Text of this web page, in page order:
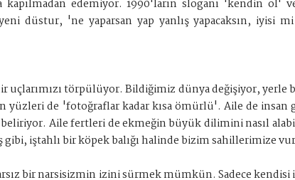
edemiyor. 1990'ların sloganı 'kendin
düstur, 'ne yaparsan yap yanlış yapacaksın, iyisi
törpülüyor. Bildiğimiz dünya değişiyor, yerle
de 'fotoğraflar kadar kısa ömürlü'. Aile de insan
Aile fertleri de ekmeğin büyük dilimini nasıl
iştahlı bir köpek balığı halinde bizim sahillerimize
bir narsisizmin izini sürmek mümkün. Sadece